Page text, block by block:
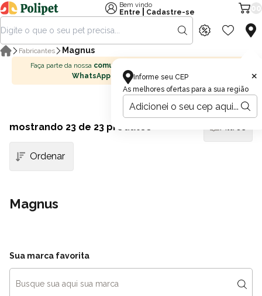
Informe seu CEP
As melhores ofertas para a sua região
×
Bem vindo
Entre
Cadastre-se
Fabricantes Magnus
Faça parte da nossa comunidade no
WhatsApp
Magnus
mostrando 23 de 23 produtos Filtros
Sua marca favorita